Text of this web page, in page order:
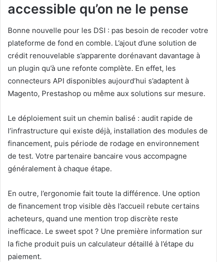
accessible qu’on ne le pense
Bonne nouvelle pour les DSI : pas besoin de recoder votre
plateforme de fond en comble. L’ajout d’une solution de
crédit renouvelable s’apparente dorénavant davantage à
un plugin qu’à une refonte complète. En effet, les
connecteurs API disponibles aujourd’hui s’adaptent à
Magento, Prestashop ou même aux solutions sur mesure.
Le déploiement suit un chemin balisé : audit rapide de
l’infrastructure qui existe déjà, installation des modules de
financement, puis période de rodage en environnement
de test. Votre partenaire bancaire vous accompagne
généralement à chaque étape.
En outre, l’ergonomie fait toute la différence. Une option
de financement trop visible dès l’accueil rebute certains
acheteurs, quand une mention trop discrète reste
inefficace. Le sweet spot ? Une première information sur
la fiche produit puis un calculateur détaillé à l’étape du
paiement.